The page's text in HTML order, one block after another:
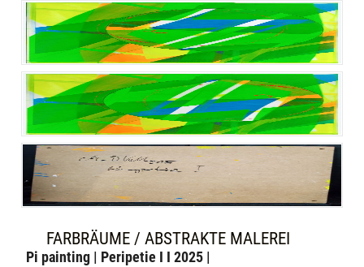
FARBRÄUME / ABSTRAKTE MALEREI
Pi painting | Peripetie I I 2025 |